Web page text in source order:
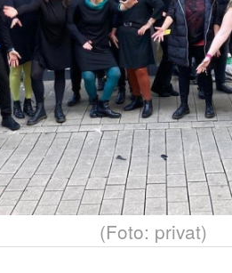
(Foto: privat)